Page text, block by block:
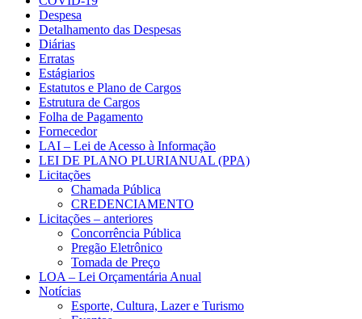
Despesa
Detalhamento das Despesas
Diárias
Erratas
Estágiarios
Estatutos e Plano de Cargos
Estrutura de Cargos
Folha de Pagamento
Fornecedor
LAI – Lei de Acesso à Informação
LEI DE PLANO PLURIANUAL (PPA)
Licitações
Chamada Pública
CREDENCIAMENTO
Licitações – anteriores
Concorrência Pública
Pregão Eletrônico
Tomada de Preço
LOA – Lei Orçamentária Anual
Notícias
Esporte, Cultura, Lazer e Turismo